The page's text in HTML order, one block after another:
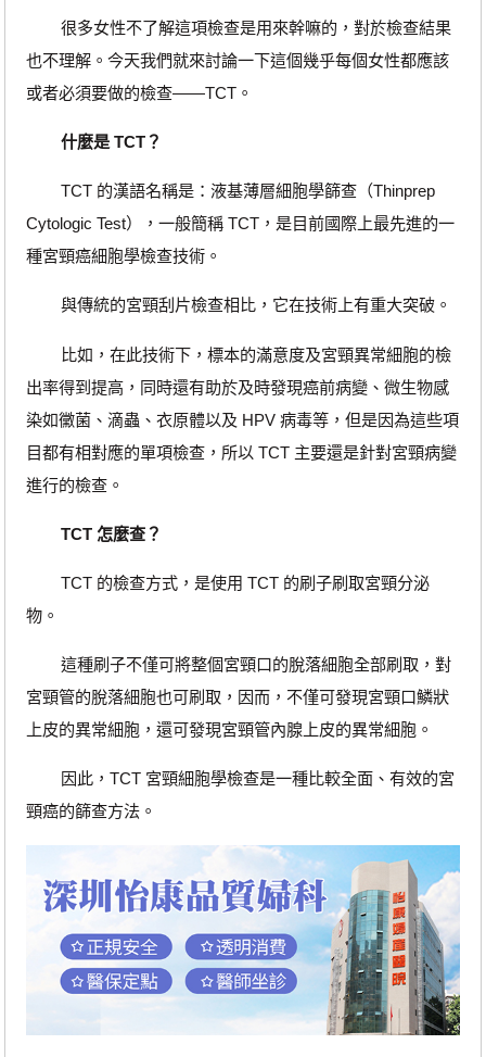
很多女性不了解這項檢查是用來幹嘛的，對於檢查結果
也不理解。今天我們就來討論一下這個幾乎每個女性都應該
或者必須要做的檢查——TCT。
什麼是 TCT？
TCT 的漢語名稱是：液基薄層細胞學篩查（Thinprep
Cytologic Test），一般簡稱 TCT，是目前國際上最先進的一
種宮頸癌細胞學檢查技術。
與傳統的宮頸刮片檢查相比，它在技術上有重大突破。
比如，在此技術下，標本的滿意度及宮頸異常細胞的檢
出率得到提高，同時還有助於及時發現癌前病變、微生物感
染如黴菌、滴蟲、衣原體以及 HPV 病毒等，但是因為這些項
目都有相對應的單項檢查，所以 TCT 主要還是針對宮頸病變
進行的檢查。
TCT 怎麼查？
TCT 的檢查方式，是使用 TCT 的刷子刷取宮頸分泌
物。
這種刷子不僅可將整個宮頸口的脫落細胞全部刷取，對
宮頸管的脫落細胞也可刷取，因而，不僅可發現宮頸口鱗狀
上皮的異常細胞，還可發現宮頸管內腺上皮的異常細胞。
因此，TCT 宮頸細胞學檢查是一種比較全面、有效的宮
頸癌的篩查方法。